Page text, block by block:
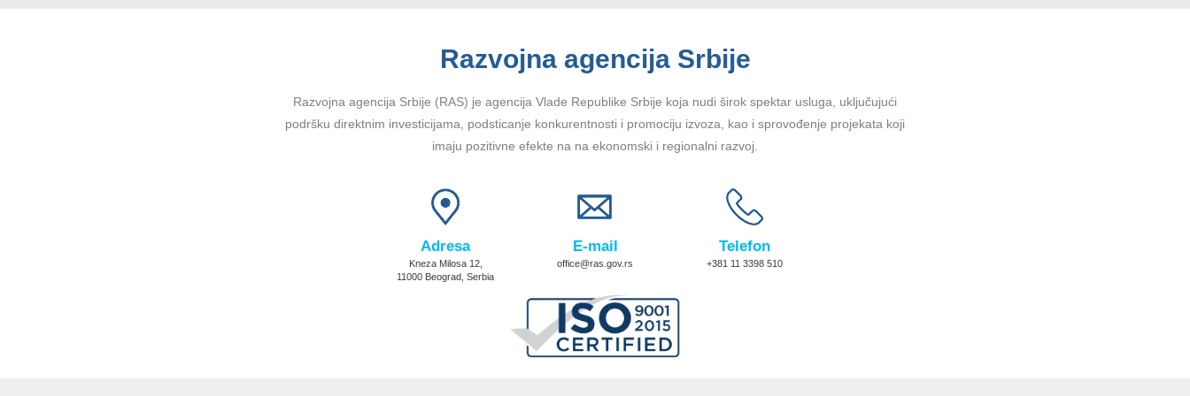
Razvojna agencija Srbije
Razvojna agencija Srbije (RAS) je agencija Vlade Republike Srbije koja nudi širok spektar usluga, uključujući
podršku direktnim investicijama, podsticanje konkurentnosti i promociju izvoza, kao i sprovođenje projekata koji
imaju pozitivne efekte na na ekonomski i regionalni razvoj.
Adresa
Kneza Milosa 12,
11000 Beograd, Serbia
E-mail
office@ras.gov.rs
Telefon
+381 11 3398 510